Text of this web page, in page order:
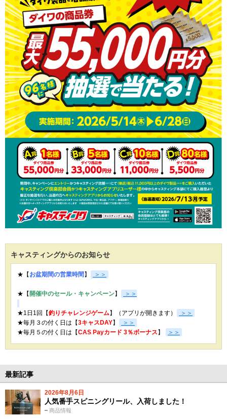
キャスティングからのお知らせ
★【お盆期間の営業時間】 ＞＞
★【開催中のセール・キャンペーン】 ＞＞
★1日1回【釣りチャレンジゲーム】（アプリが開きます）
＞＞
★毎月３の付く日は【3キャスDAY】
＞＞
★毎月５の付く日は【CAS Payカード 3％ボーナス】 ＞＞
最新記事
2026年8月6日
商品情報
人気番手スピニングリール、入荷しました！